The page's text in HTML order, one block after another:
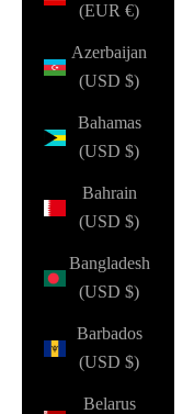
(EUR €)
Azerbaijan
(USD $)
Bahamas
(USD $)
Bahrain
(USD $)
Bangladesh
(USD $)
Barbados
(USD $)
Belarus